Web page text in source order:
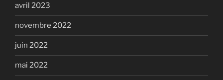
avril 2023
novembre 2022
juin 2022
mai 2022